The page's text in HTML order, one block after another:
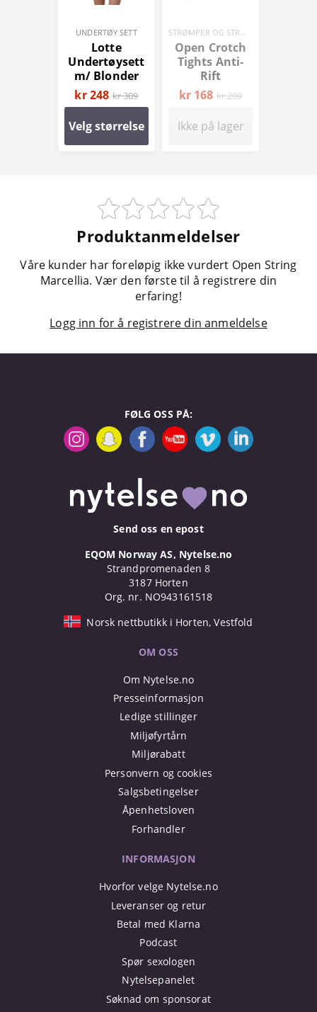
UNDERTØY SETT
Lotte
Undertøysett
m/ Blonder
kr 248 kr 309
Velg størrelse
STRØMPER OG STRØMPEBUKSER
Open Crotch
Tights Anti-
Rift
kr 168 kr 209
Ikke på lager
Produktanmeldelser
Våre kunder har foreløpig ikke vurdert Open String
Marcellia. Vær den første til å registrere din
erfaring!
Logg inn for å registrere din anmeldelse
FØLG OSS PÅ:
Send oss en epost
EQOM Norway AS, Nytelse.no
Strandpromenaden 8
3187 Horten
Org. nr. NO943161518
Norsk nettbutikk i Horten, Vestfold
OM OSS
Om Nytelse.no
Presseinformasjon
Ledige stillinger
Miljøfyrtårn
Miljørabatt
Personvern og cookies
Salgsbetingelser
Åpenhetsloven
Forhandler
INFORMASJON
Hvorfor velge Nytelse.no
Leveranser og retur
Betal med Klarna
Podcast
Spør sexologen
Nytelsepanelet
Søknad om sponsorat